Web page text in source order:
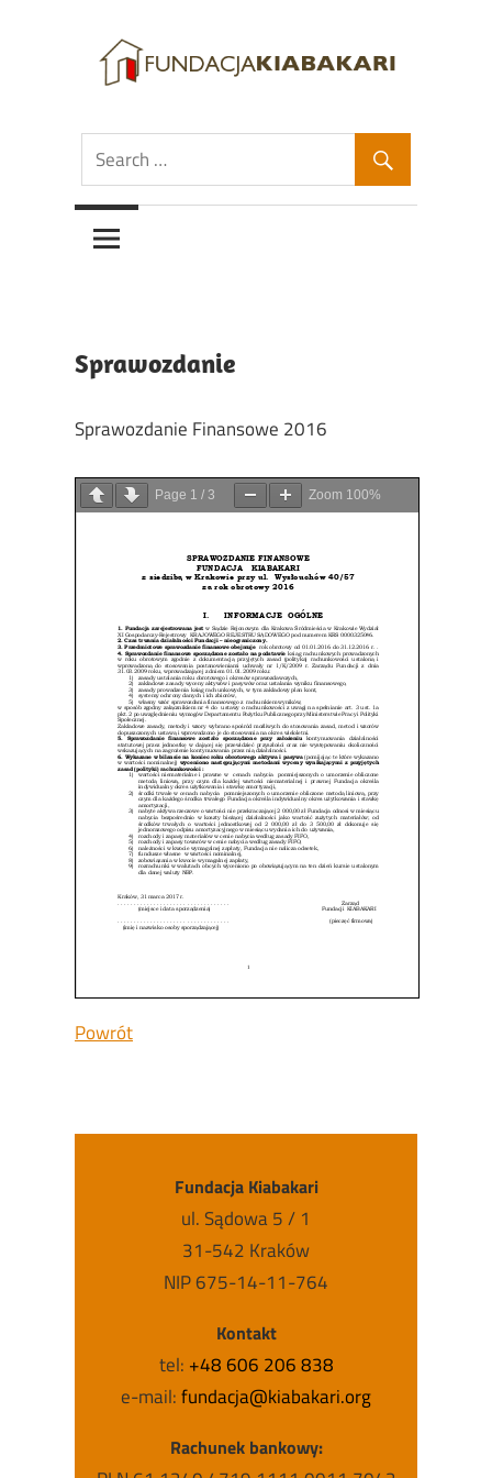
content
Fundacja
Kiabakari
Kiabakari
Sprawozdanie
Sprawozdanie Finansowe 2016
Page 1 / 3 Zoom 100%
Powrót
Fundacja Kiabakari
ul. Sądowa 5 / 1
31-542 Kraków
NIP 675-14-11-764
Kontakt
tel: +48 606 206 838
e-mail:fundacja@kiabakari.org
Rachunek bankowy: